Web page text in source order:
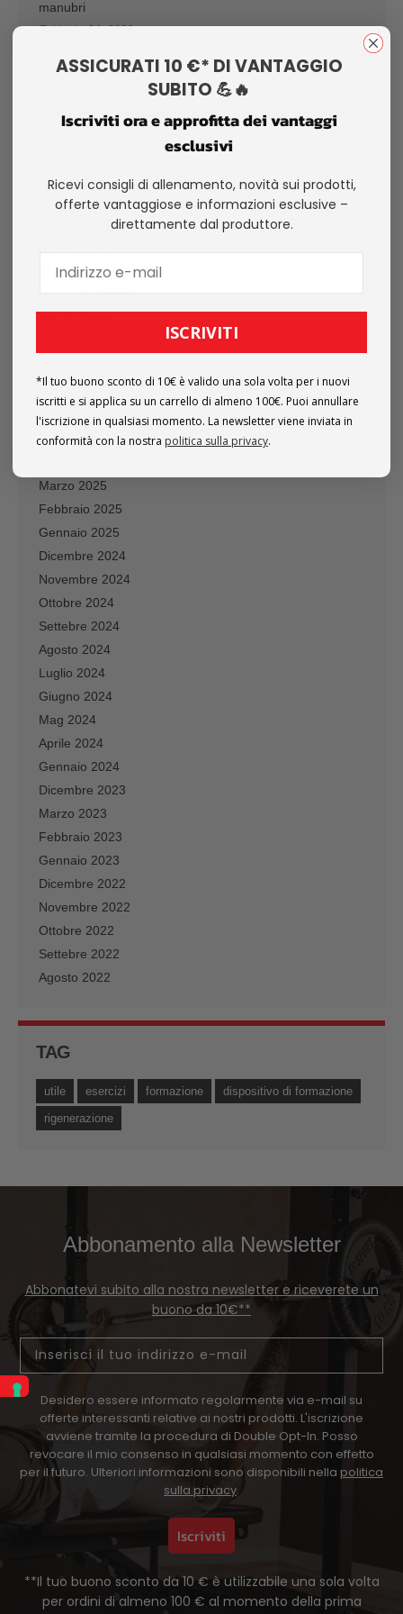
manubri
Febbraio 04, 2026
gambe forti
Aprile 2026
Marzo 2026
Febbraio 2026
Gennaio 2026
Dicembre 2025
Giugno 2025
Mag 2025
Marzo 2025
Febbraio 2025
Gennaio 2025
Dicembre 2024
Novembre 2024
Ottobre 2024
Settebre 2024
Agosto 2024
Luglio 2024
Giugno 2024
Mag 2024
Aprile 2024
Gennaio 2024
Dicembre 2023
Marzo 2023
Febbraio 2023
Gennaio 2023
Dicembre 2022
Novembre 2022
Ottobre 2022
Settebre 2022
Agosto 2022
TAG
utile esercizi formazione
dispositivo di formazione
rigenerazione
Abbonamento alla Newsletter
Abbonatevi subito alla nostra newsletter e riceverete un
buono da 10€**
Email
Desidero essere informato regolarmente via e-mail su
offerte interessanti relative ai nostri prodotti. L'iscrizione
avviene tramite la procedura di Double Opt-In. Posso
revocare il mio consenso in qualsiasi momento con effetto
per il futuro. Ulteriori informazioni sono disponibili nella politica
sulla privacy.
Iscriviti
**Il tuo buono sconto da 10 € è utilizzabile una sola volta
per ordini di almeno 100 € al momento della prima
ASSICURATI 10 €* DI VANTAGGIO
SUBITO 💪🔥
Iscriviti ora e approfitta dei vantaggi
esclusivi
Ricevi consigli di allenamento, novità sui prodotti,
offerte vantaggiose e informazioni esclusive –
direttamente dal produttore.
ISCRIVITI
*Il tuo buono sconto di 10€ è valido una sola volta per i nuovi
iscritti e si applica su un carrello di almeno 100€. Puoi annullare
l'iscrizione in qualsiasi momento. La newsletter viene inviata in
conformità con la nostra politica sulla privacy.